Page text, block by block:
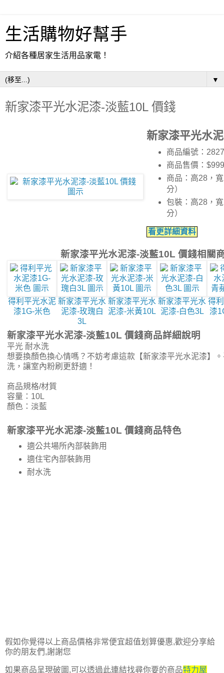
生活購物好幫手
介紹各種居家生活用品家電！
▼
新家漆平光水泥漆-淡藍10L 價錢
新家漆平光水
商品編號：
商品售價：$999
商品：高28，
分）
包裝：高28，
分）
看更詳細資料
新家漆平光水泥漆-淡藍10L 價錢相關
得利平光水泥
漆1G-米色
新家漆平光水
泥漆-玫瑰白
3L
新家漆平光水
泥漆-米黃10L
新家漆平光水
泥漆-白色3L
得
漆
新家漆平光水泥漆-淡藍10L 價錢商品詳細說明
平光 耐水洗
想要換顏色換心情嗎？不妨考慮這款【新家漆平光水泥漆】
洗，讓室內粉刷更舒適！
商品規格/材質
容量：10L
顏色：淡藍
新家漆平光水泥漆-淡藍10L 價錢商品特色
適公共場所內部裝飾用
適住宅內部裝飾用
耐水洗
假如你覺得以上商品價格非常便宜超值划算優惠,歡迎分享給
你的朋友們,謝謝您
如果商品呈現破圖,可以透過此連結找尋你要的商品特力屋